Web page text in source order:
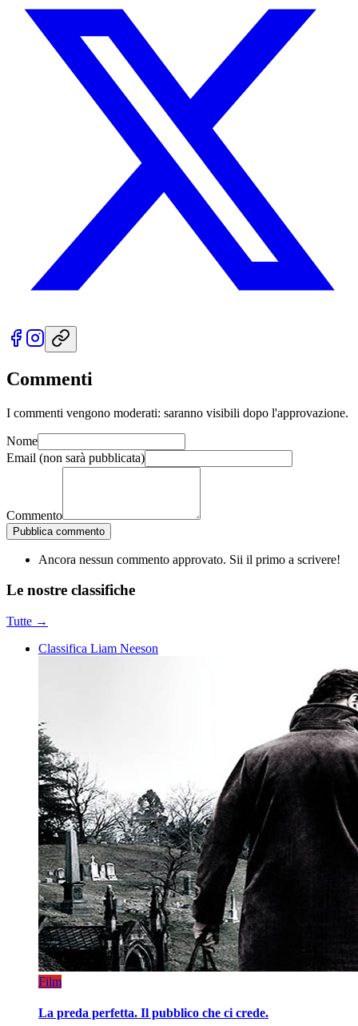
Commenti
I commenti vengono moderati: saranno visibili dopo l'approvazione.
Nome
Email (non sarà pubblicata)
Commento
Pubblica commento
Ancora nessun commento approvato. Sii il primo a scrivere!
Le nostre classifiche
Tutte →
Classifica Liam Neeson
Film
La preda perfetta. Il pubblico che ci crede.